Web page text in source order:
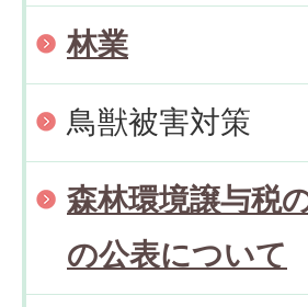
林業
鳥獣被害対策
森林環境譲与税
の公表について